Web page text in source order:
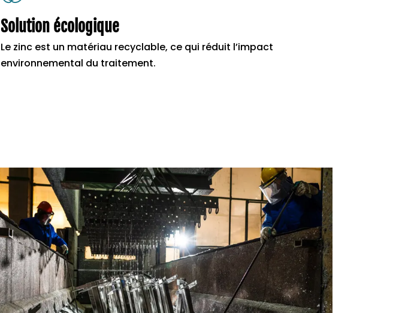
Solution écologique
Le zinc est un matériau recyclable, ce qui réduit l’impact
environnemental du traitement.